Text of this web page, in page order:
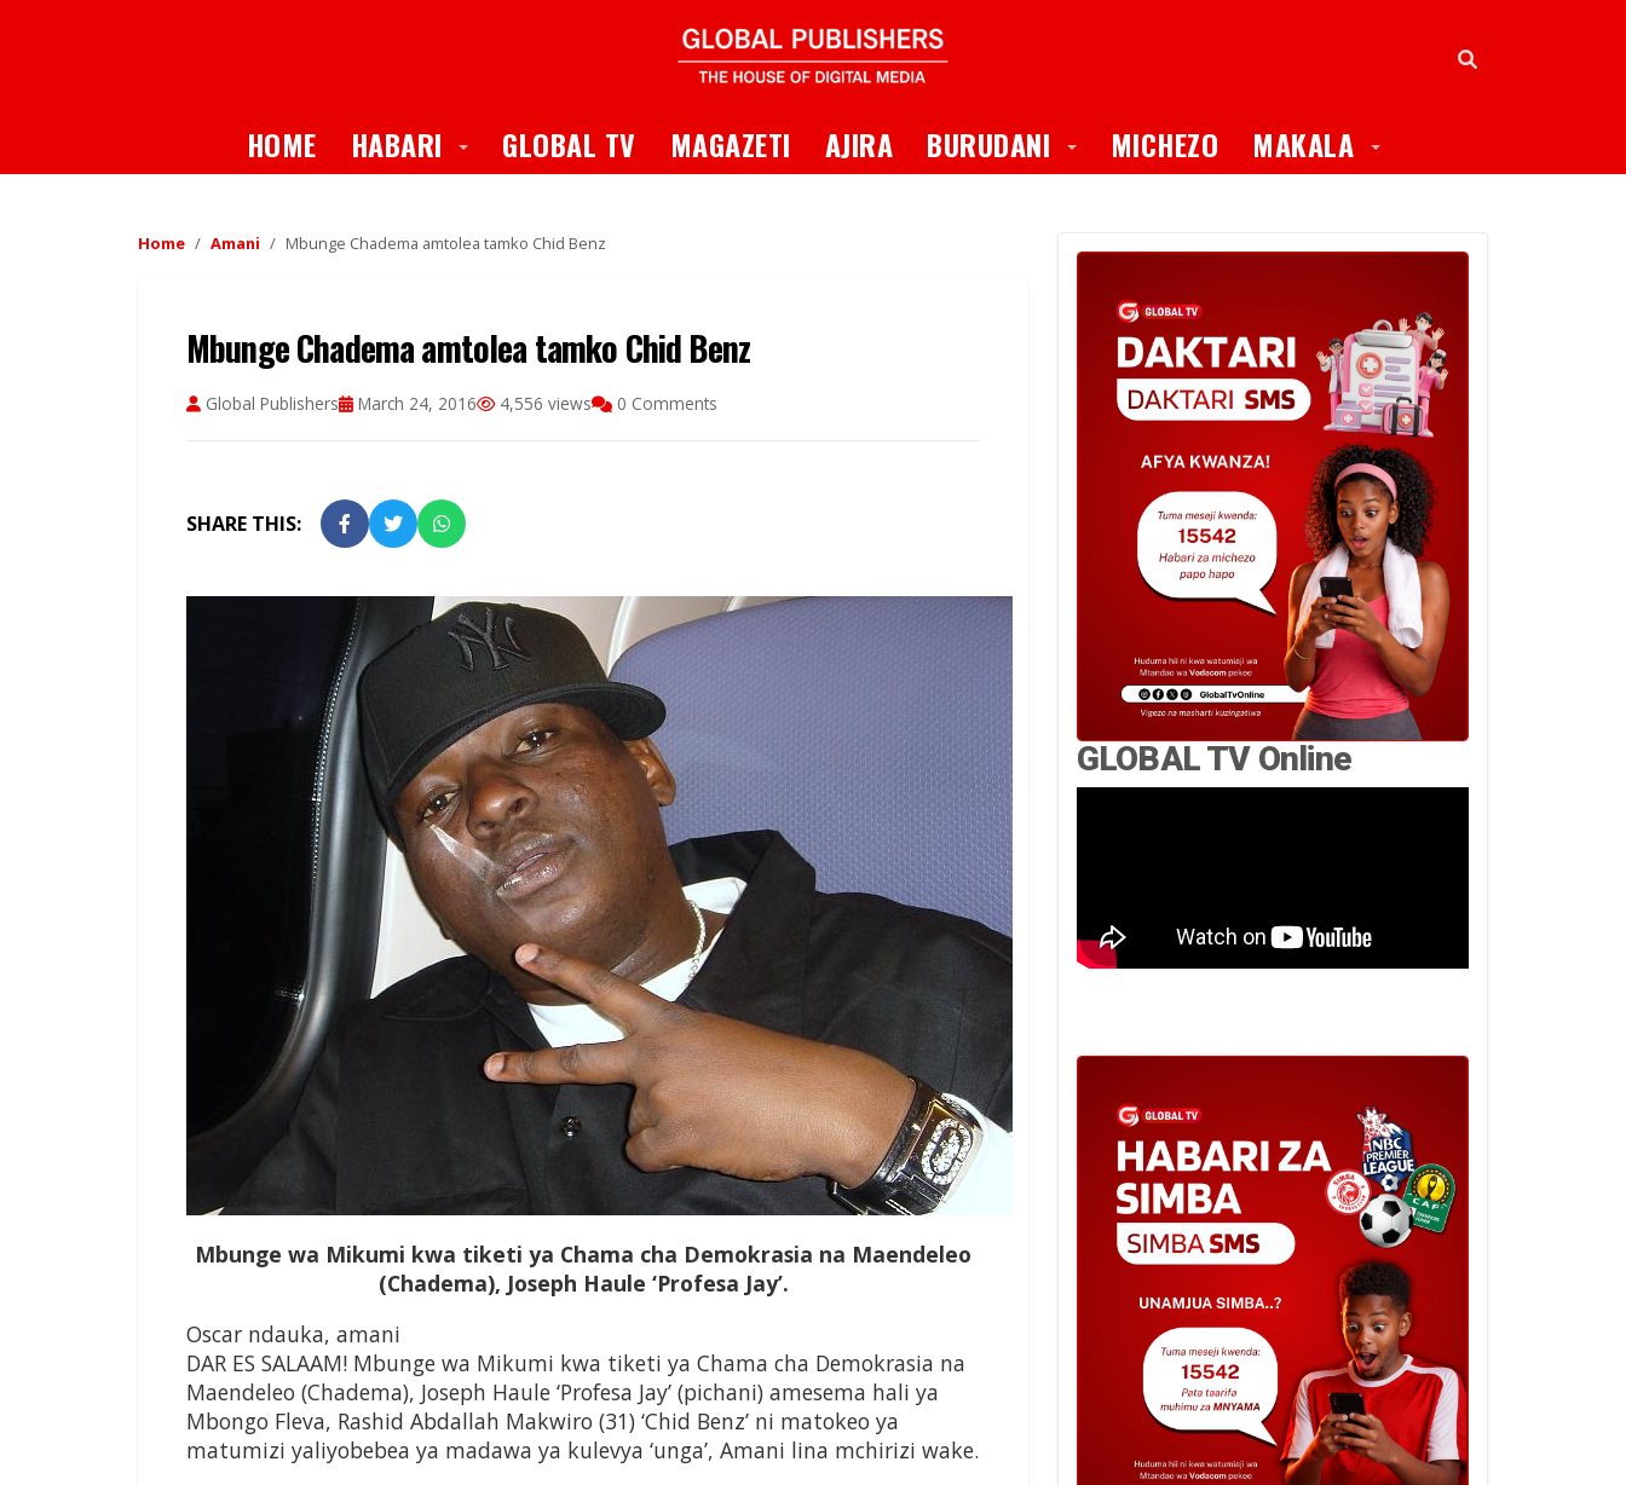
HOME HABARI Toggle Dropdown
GLOBAL TV MAGAZETI AJIRA BURUDANI Toggle Dropdown
MICHEZO MAKALA Toggle Dropdown
Home Amani Mbunge Chadema amtolea tamko Chid Benz
Mbunge Chadema amtolea tamko Chid Benz
Global Publishers March 24, 2016 4,556 views 0 Comments
SHARE THIS:
Mbunge wa Mikumi kwa tiketi ya Chama cha Demokrasia na Maendeleo
(Chadema), Joseph Haule ‘Profesa Jay’.
Oscar ndauka, amani
DAR ES SALAAM! Mbunge wa Mikumi kwa tiketi ya Chama cha Demokrasia na
Maendeleo (Chadema), Joseph Haule ‘Profesa Jay’ (pichani) amesema hali ya
Mbongo Fleva, Rashid Abdallah Makwiro (31) ‘Chid Benz’ ni matokeo ya
matumizi yaliyobebea ya madawa ya kulevya ‘unga’, Amani lina mchirizi wake.
GLOBAL TV Online